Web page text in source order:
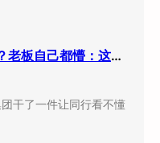
酒店的数据突然值3000万了？老板自己都懵：这玩意儿还能卖钱？
干了一件让同行看不懂